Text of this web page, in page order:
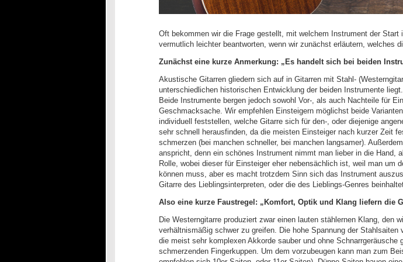
Oft bekommen wir die Frage gestellt, mit welchem Instrument der
vermutlich leichter beantworten, wenn wir zunächst erläutern, welches
Zunächst eine kurze Anmerkung: „Es handelt sich bei beiden
Akustische Gitarren gliedern sich auf in Gitarren mit Stahl-
unterschiedlichen historischen Entwicklung der beiden Instrumente liegt.
Beide Instrumente bergen jedoch sowohl Vor-, als auch Nachteile für
Geschmacksache. Wir empfehlen Einsteigern möglichst beide
individuell feststellen, welche Gitarre sich für den-, oder diejenige
sehr schnell herausfinden, da die meisten Einsteiger nach kurzer Zeit
schmerzen (bei manchen schneller, bei manchen langsamer).
anspricht, denn ein schönes Instrument nimmt man lieber in die Hand,
Rolle, wobei dieser für Einsteiger eher nebensächlich ist, weil man
können muss, aber es macht trotzdem Sinn sich das Instrument
Gitarre des Lieblingsinterpreten, oder die des Lieblings-Genres
Also eine kurze Faustregel: „Komfort, Optik und Klang liefern die
Die Westerngitarre produziert zwar einen lauten stählernen Klang, den
verhältnismäßig schwer zu greifen. Die hohe Spannung der
die meist sehr komplexen Akkorde sauber und ohne
schmerzenden Fingerkuppen. Um dem vorzubeugen kann man zum